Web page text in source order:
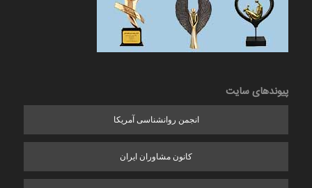
پیوندهای سایت
انجمن روانشناسی آمریکا
کانون مشاوران ایران